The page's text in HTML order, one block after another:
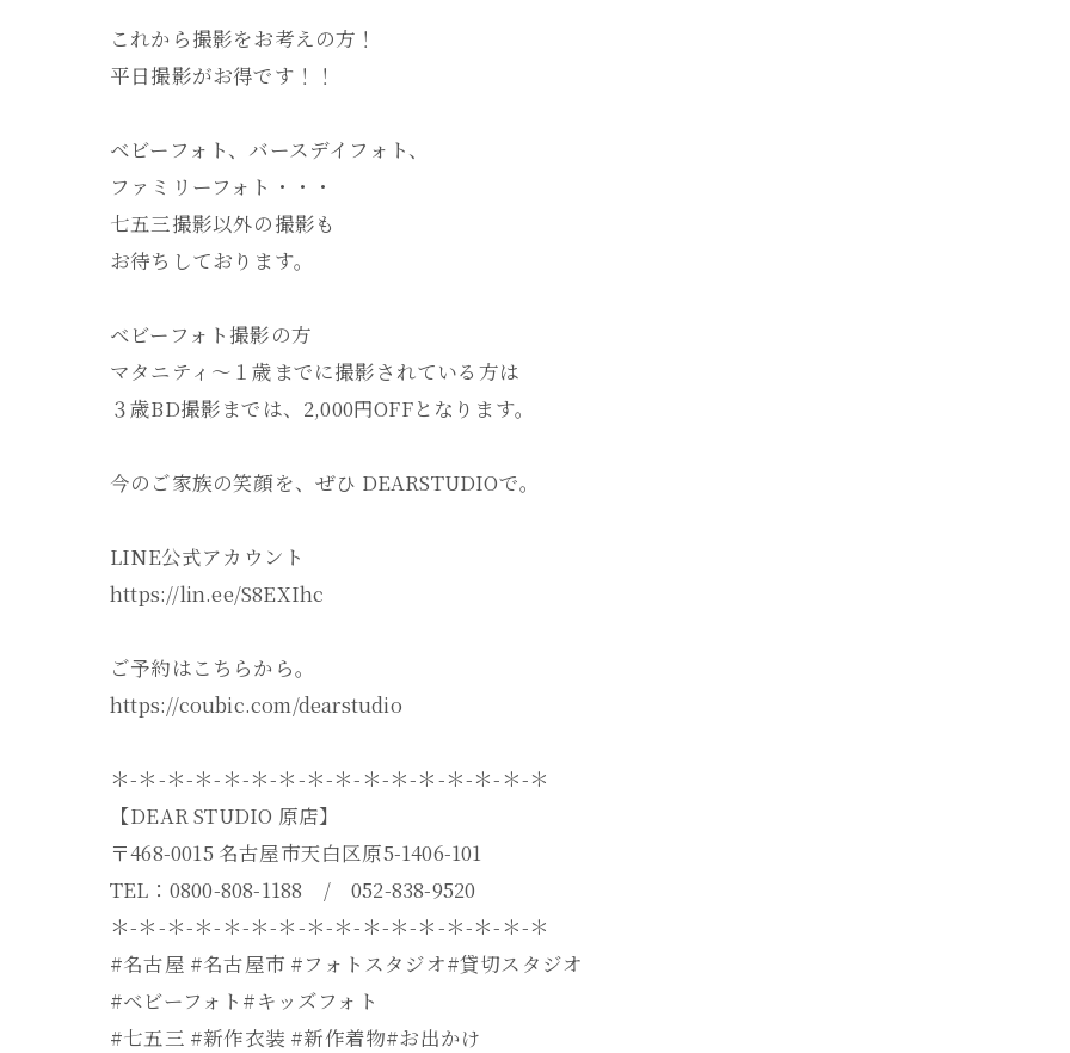
これから撮影をお考えの方！
平日撮影がお得です！！
ベビーフォト、バースデイフォト、
ファミリーフォト・・・
七五三撮影以外の撮影も
お待ちしております。
ベビーフォト撮影の方
マタニティ～１歳までに撮影されている方は
３歳BD撮影までは、2,000円OFFとなります。
今のご家族の笑顔を、ぜひ DEARSTUDIOで。
LINE公式アカウント
https://lin.ee/S8EXIhc
ご予約はこちらから。
https://coubic.com/dearstudio
＊-＊-＊-＊-＊-＊-＊-＊-＊-＊-＊-＊-＊-＊-＊-＊
【DEAR STUDIO 原店】
〒468-0015 名古屋市天白区原5-1406-101
TEL：0800-808-1188 / 052-838-9520
＊-＊-＊-＊-＊-＊-＊-＊-＊-＊-＊-＊-＊-＊-＊-＊
#名古屋 #名古屋市 #フォトスタジオ#貸切スタジオ
#ベビーフォト#キッズフォト
#七五三 #新作衣装 #新作着物#お出かけ